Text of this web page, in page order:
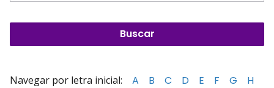
Navegar por letra inicial: A B C D E F G
H